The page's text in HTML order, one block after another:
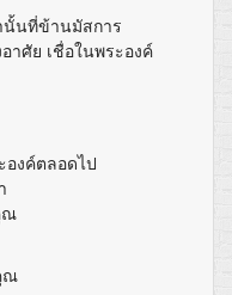
นั้นที่ข้านมัสการ
าศัย เชื่อในพระองค์
องค์ตลอดไป
ณ
ณ